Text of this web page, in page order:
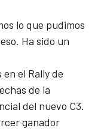
lo que pudimos
Ha sido un
el Rally de
de la
del nuevo C3.
ganador